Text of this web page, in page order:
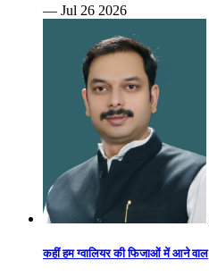
— Jul 26 2026
कहीं हम ग्वालियर की फिजाओं में आने वाल